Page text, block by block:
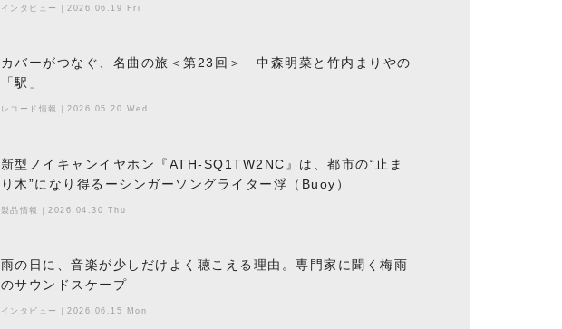
インタビュー 2026.06.19 Fri
カバーがつなぐ、名曲の旅＜第23回＞ 中森明菜と竹内まりやの
「駅」
レコード情報 2026.05.20 Wed
新型ノイキャンイヤホン『ATH-SQ1TW2NC』は、都市の“止ま
り木”になり得るーシンガーソングライター浮（Buoy）
製品情報 2026.04.30 Thu
雨の日に、音楽が少しだけよく聴こえる理由。専門家に聞く梅雨
のサウンドスケープ
インタビュー 2026.06.15 Mon